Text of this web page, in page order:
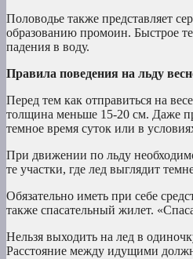
Половодье также представляет
образованию промоин. Быстрое
падения в воду.
Правила поведения на льду
Перед тем как отправиться на
толщина меньше 15-20 см. Даже
темное время суток или в
При движении по льду
те участки, где лед выглядит
Обязательно иметь при себе
также спасательный жилет.
Нельзя выходить на лед в
Расстояние между идущими